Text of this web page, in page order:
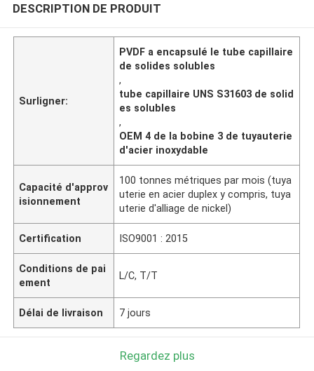
DESCRIPTION DE PRODUIT
Surligner:
PVDF a encapsulé le tube capillaire
de solides solubles
,
tube capillaire UNS S31603 de solid
es solubles
,
OEM 4 de la bobine 3 de tuyauterie
d'acier inoxydable
Capacité d'approv
isionnement
100 tonnes métriques par mois (tuya
uterie en acier duplex y compris, tuya
uterie d'alliage de nickel)
Certification ISO9001 : 2015
Conditions de pai
ement
L/C, T/T
Délai de livraison 7 jours
Regardez plus